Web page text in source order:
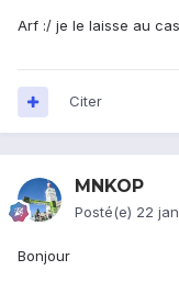
Arf :/ je le laisse au
Citer
MNKOP
Posté(e) 22
Bonjour